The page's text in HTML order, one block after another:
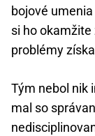
bojové
si ho
problémy
Tým nebol nik
mal so